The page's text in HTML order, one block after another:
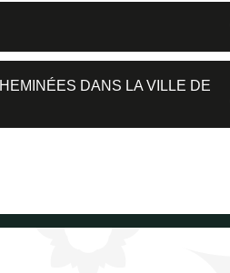
DANS LA VILLE DE